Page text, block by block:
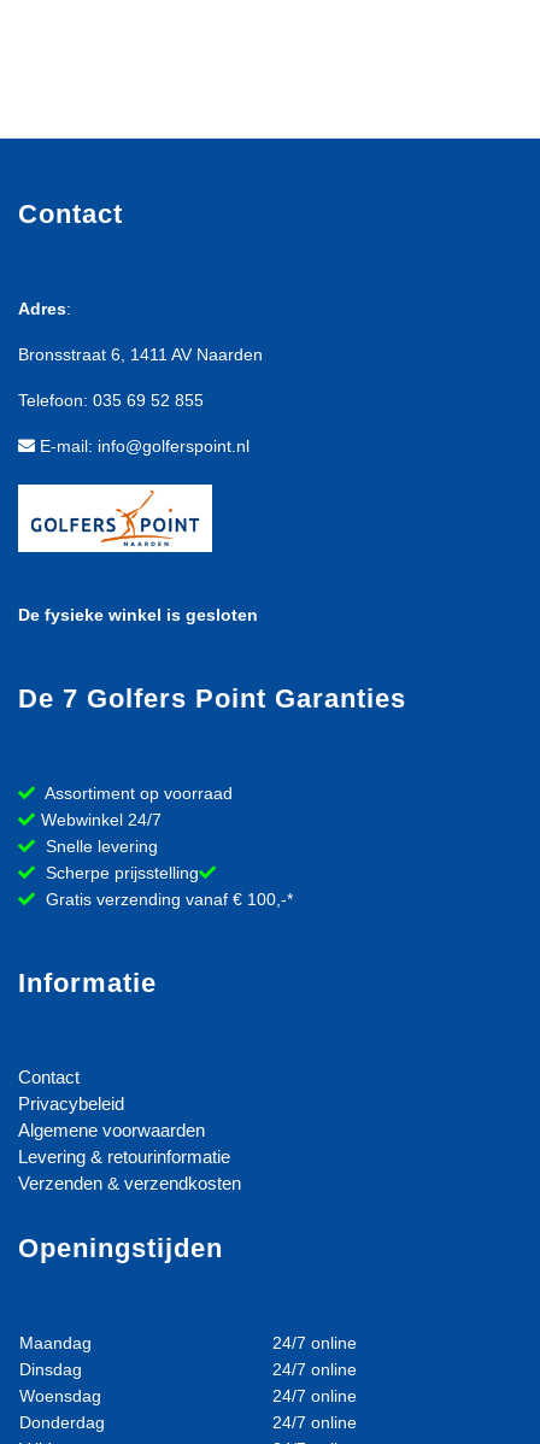
Contact
Adres:
Bronsstraat 6, 1411 AV Naarden
Telefoon: 035 69 52 855
E-mail: info@golferspoint.nl
De fysieke winkel is gesloten
De 7 Golfers Point Garanties
Assortiment op voorraad
Webwinkel 24/7
Snelle levering
Scherpe prijsstelling
Gratis verzending vanaf € 100,-*
Informatie
Contact
Privacybeleid
Algemene voorwaarden
Levering & retourinformatie
Verzenden & verzendkosten
Openingstijden
Maandag
24/7 online
Dinsdag
24/7 online
Woensdag
24/7 online
Donderdag
24/7 online